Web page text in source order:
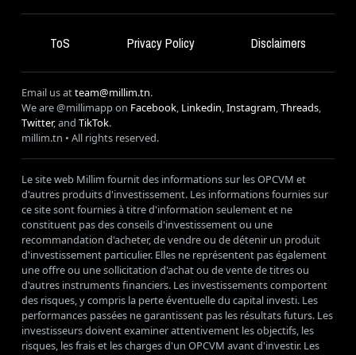
ToS Privacy Policy Disclaimers
Email us atteam@millim.tn.
We are @millimapp on Facebook Linkedin Instagram Threads
Twitter, and TikTok.
millim.tn • All rights reserved.
Le site web Millim fournit des informations sur les OPCVM et
d'autres produits d'investissement. Les informations fournies sur
ce site sont fournies à titre d'information seulement et ne
constituent pas des conseils d'investissement ou une
recommandation d'acheter, de vendre ou de détenir un produit
d'investissement particulier. Elles ne représentent pas également
une offre ou une sollicitation d'achat ou de vente de titres ou
d'autres instruments financiers. Les investissements comportent
des risques, y compris la perte éventuelle du capital investi. Les
performances passées ne garantissent pas les résultats futurs. Les
investisseurs doivent examiner attentivement les objectifs, les
risques, les frais et les charges d'un OPCVM avant d'investir. Les